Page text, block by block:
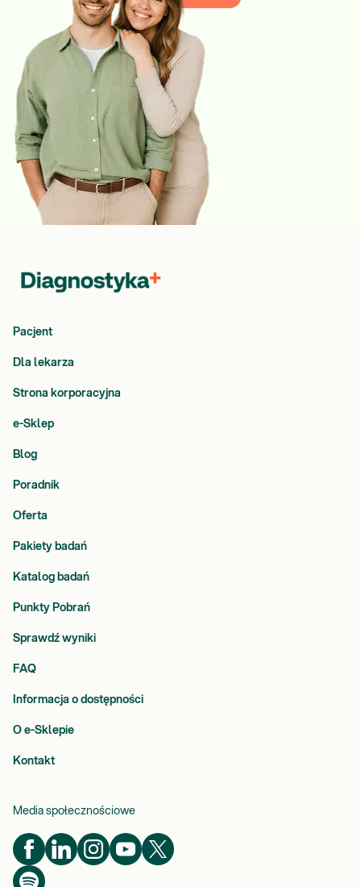
Pacjent
Dla lekarza
Strona korporacyjna
e-Sklep
Blog
Poradnik
Oferta
Pakiety badań
Katalog badań
Punkty Pobrań
Sprawdź wyniki
FAQ
Informacja o dostępności
O e-Sklepie
Kontakt
Media społecznościowe